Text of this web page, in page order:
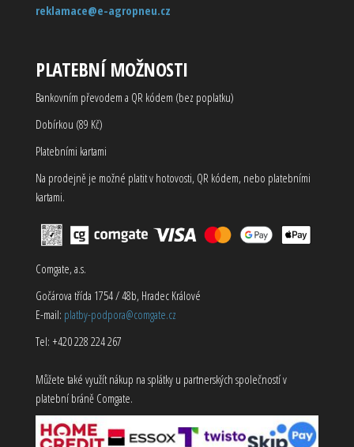
reklamace@e-agropneu.cz
PLATEBNÍ MOŽNOSTI
Bankovním převodem a QR kódem (bez poplatku)
Dobírkou (89 Kč)
Platebními kartami
Na prodejně je možné platit v hotovosti, QR kódem, nebo platebními
kartami.
Comgate, a.s.
Gočárova třída 1754 / 48b, Hradec Králové
E-mail: platby-podpora@comgate.cz
Tel: +420 228 224 267
Můžete také využít nákup na splátky u partnerských společností v
platební bráně Comgate.